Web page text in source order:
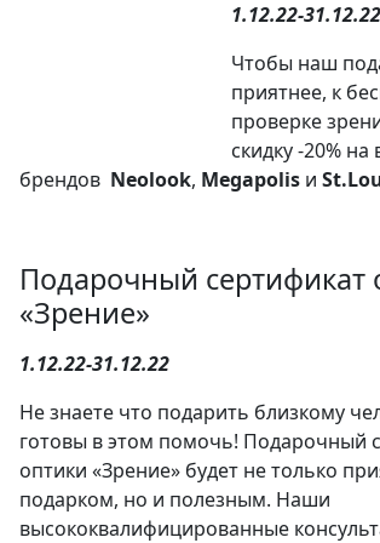
1.12.22-31.12.22
Чтобы наш
приятнее, к
проверке
скидку -20%
брендов Neolook, Megapolis и
Подарочный сертификат
«Зрение»
1.12.22-31.12.22
Не знаете что подарить близкому
готовы в этом помочь! Подарочный
оптики «Зрение» будет не только
подарком, но и полезным. Наши
высококвалифицированные